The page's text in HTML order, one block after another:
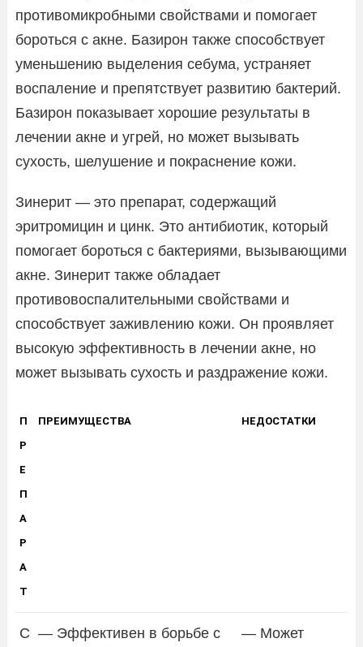
противомикробными свойствами и помогает
бороться с акне. Базирон также способствует
уменьшению выделения себума, устраняет
воспаление и препятствует развитию бактерий.
Базирон показывает хорошие результаты в
лечении акне и угрей, но может вызывать
сухость, шелушение и покраснение кожи.
Зинерит — это препарат, содержащий
эритромицин и цинк. Это антибиотик, который
помогает бороться с бактериями, вызывающими
акне. Зинерит также обладает
противовоспалительными свойствами и
способствует заживлению кожи. Он проявляет
высокую эффективность в лечении акне, но
может вызывать сухость и раздражение кожи.
П
Р
Е
П
А
Р
А
Т
ПРЕИМУЩЕСТВА НЕДОСТАТКИ
С — Эффективен в борьбе с
— Может